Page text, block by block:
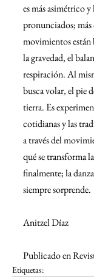
es más asimétrico
pronunciados;
movimientos están
la gravedad, el
respiración. Al
busca volar, el pie
tierra. Es
cotidianas y las
a través del
qué se transforma
finalmente; la
siempre sorprende.
Anitzel Díaz
Publicado en
Etiquetas: